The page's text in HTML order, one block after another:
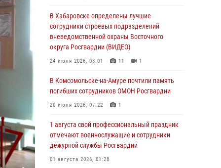
краю состоялось информирование личного
состава по вопросам реализации
избирательного права
31 июля 2026, 03:26
оказали помощь женщине, потерявшей
сознание во время массового мероприятия
29 июля 2026, 23:24 2
В Хабаровске продолжается акция
«Каникулы с Росгвардией»
29 июля 2026, 02:51 3
В Хабаровске определены лучшие
сотрудники строевых подразделений
вневедомственной охраны Восточного
округа Росгвардии (ВИДЕО)
24 июля 2026, 03:01 11 1
В Комсомольске-на-Амуре почтили память
погибших сотрудников ОМОН Росгвардии
20 июля 2026, 07:22 1
1 августа свой профессиональный праздник
отмечают военнослужащие и сотрудники
дежурной службы Росгвардии
01 августа 2026, 01:28